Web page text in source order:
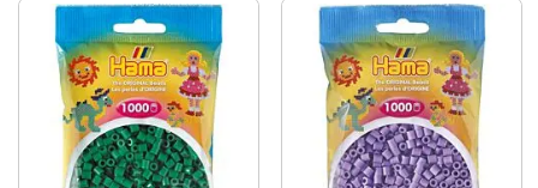
Hama Midi är de populära strykpärlorna som alla barn känner till och som
låter dem vara kreativa och skapa sina egna mönster och skapelser.
information
207-11
028178207113
Varumärke